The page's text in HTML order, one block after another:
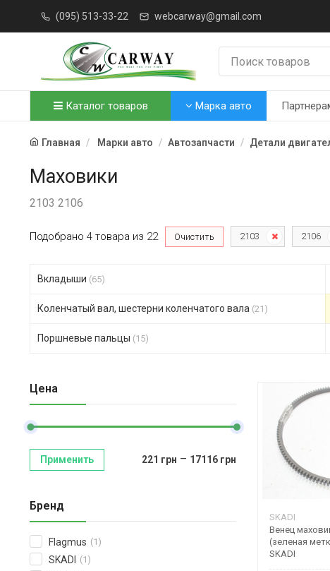
(095) 513-33-22 webcarway@gmail.com
Каталог товаров Марка авто
Главная Марки авто Автозапчасти Детали
Маховики
2103 2106
Подобрано 4 товара из 22 Очистить 2103 2106
Вкладыши (65)
Коленчатый вал, шестерни коленчатого вала (21)
Поршневые пальцы (15)
Цена
Применить 221 грн – 17116грн
Бренд
Flagmus (1)
SKADI (1)
SKADI
Венец
(зеленая
SKADI